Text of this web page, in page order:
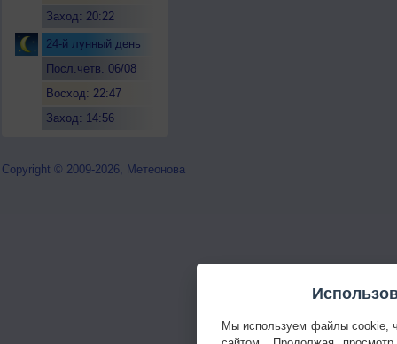
Заход: 20:22
24-й лунный день
Посл.четв. 06/08
Восход: 22:47
Заход: 14:56
Copyright © 2009-2026, Метеонова
Мы используем файлы cookie,